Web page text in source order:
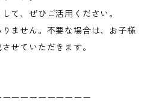
て、ぜひご活用ください。
ません。不要な場合は、お子様
せていただきます。
ーーーーーーーーー